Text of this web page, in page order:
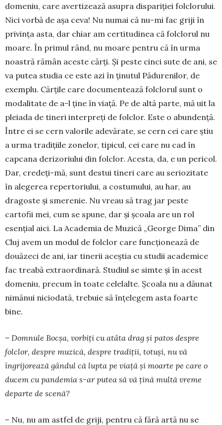
domeniu, care avertizează asupra dispariţiei folclorului.
Nici vorbă de aşa ceva! Nu numai că nu-mi fac griji în
privinţa asta, dar chiar am certitudinea că folclorul nu
moare. În primul rând, nu moare pentru că în urma
noastră rămân aceste cărţi. Şi peste cinci sute de ani, se
va putea studia ce este azi în ţinutul Pădu­renilor, de
exemplu. Cărţile care documentează folclo­rul sunt o
modalitate de a-l ţine în viaţă. Pe de altă parte, mă uit la
pleiada de tineri interpreţi de folclor. Este o abundenţă.
Între ei se cern valorile adevărate, se cern cei care ştiu
a urma tradiţiile zonelor, tipicul, cei care nu cad în
capcana derizoriului din folclor. Acesta, da, e un pericol.
Dar, credeţi-mă, sunt destui tineri care au seriozitate
în alegerea reper­to­riului, a costumului, au har, au
dragoste şi sme­renie. Nu vreau să trag jar peste
cartofii mei, cum se spune, dar şi şcoala are un rol
esenţial aici. La Academia de Muzică „George Dima” din
Cluj avem un modul de folclor care func­ţionează de
douăzeci de ani, iar tinerii a­ceştia cu studii aca­demice
fac treabă ex­­traordinară. Stu­diul se simte şi în acest
domeniu, pre­cum în toate cele­lal­te. Şcoala nu a dă­u­nat
nimănui nicio­da­tă, trebuie să înţele­gem asta foarte
bine.
– Domnule Boc­şa, vorbiţi cu atâta drag şi patos despre
folclor, despre muzică, despre tradiţii, totuși, nu vă
îngrijorează gândul că lupta pe viață și moarte pe care o
ducem cu pandemia s-ar putea să vă țină multă vreme
departe de scenă?
– Nu, nu am astfel de griji, pentru că fără artă nu se